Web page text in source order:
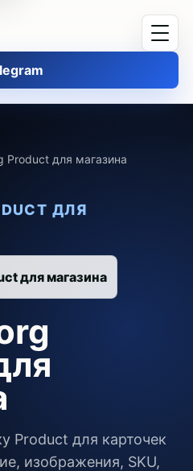
Product для магазина
ДЛЯ
для магазина
Product для карточек
изображения, SKU,